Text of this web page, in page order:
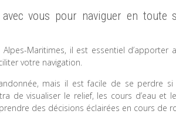
vous pour naviguer en toute
Maritimes, il est essentiel d’apporter
votre navigation.
mais il est facile de se perdre si
de visualiser le relief, les cours d’eau et
des décisions éclairées en cours de